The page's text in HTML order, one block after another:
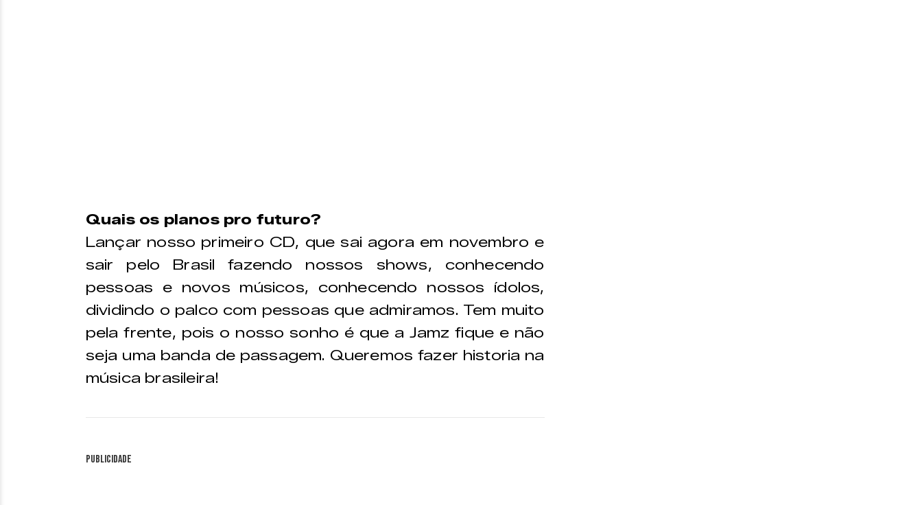
Quais os planos pro futuro?
Lançar nosso primeiro CD, que sai agora em novembro e
sair pelo Brasil fazendo nossos shows, conhecendo
pessoas e novos músicos, conhecendo nossos ídolos,
dividindo o palco com pessoas que admiramos. Tem muito
pela frente, pois o nosso sonho é que a Jamz fique e não
seja uma banda de passagem. Queremos fazer historia na
música brasileira!
Publicidade